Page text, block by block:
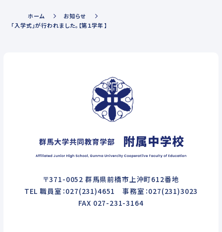
ホーム
お知らせ
「入学式」が行われました。【第１学年】
〒371-0052 群馬県前橋市上沖町612番地
TEL 職員室：027(231)4651 事務室：027(231)3023
FAX 027-231-3164